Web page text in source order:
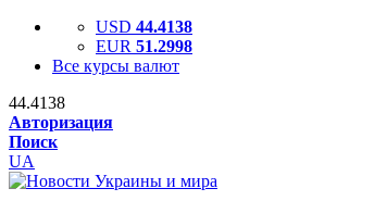
USD 44.4138
EUR 51.2998
Все курсы валют
44.4138
Авторизация
Поиск
UA